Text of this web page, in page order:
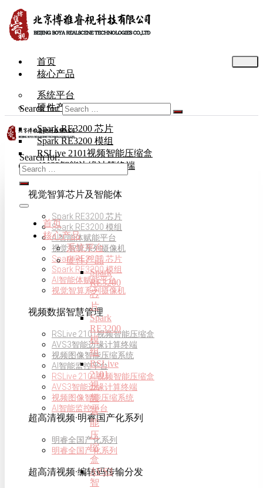
首页
核心产品
系统平台
硬件产品
Spark RE3200 芯片
Spark RE3200 模组
RSLive 2101视频智能压缩盒
AVS3智能边缘计算终端
视觉智算芯片及智能体
Spark RE3200 芯片
Spark RE3200 模组
AI智能体赋能平台
视觉智算系列摄像机
Spark RE3200 芯片
Spark RE3200 模组
AI智能体赋能平台
视觉智算系列摄像机
视频数据智慧管理
RSLive 2101视频智能压缩盒
AVS3智能边缘计算终端
视频图像智能压缩系统
AI智能监控平台
RSLive 2101视频智能压缩盒
AVS3智能边缘计算终端
视频图像智能压缩系统
AI智能监控平台
超高清视频·明睿国产化系列
明睿全国产化系列
明睿全国产化系列
超高清视频·编转码传输分发
Search for:
Search for:
首页
核心产品
系统平台
硬件产品
Spark
RE3200
芯
片
Spark
RE3200
模
组
RSLive
2101
视
频
智
能
压
缩
盒
AVS3
智